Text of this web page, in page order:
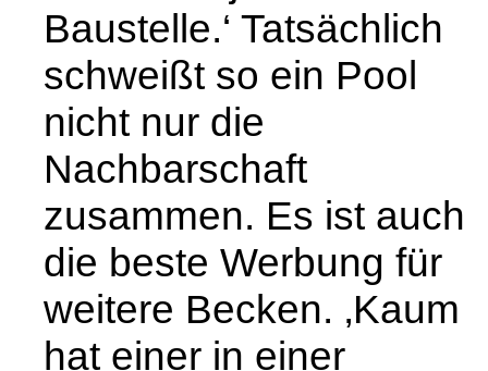
Baustelle.‘ Tatsächlich
schweißt so ein Pool
nicht nur die
Nachbarschaft
zusammen. Es ist auch
die beste Werbung für
weitere Becken. ‚Kaum
hat einer in einer